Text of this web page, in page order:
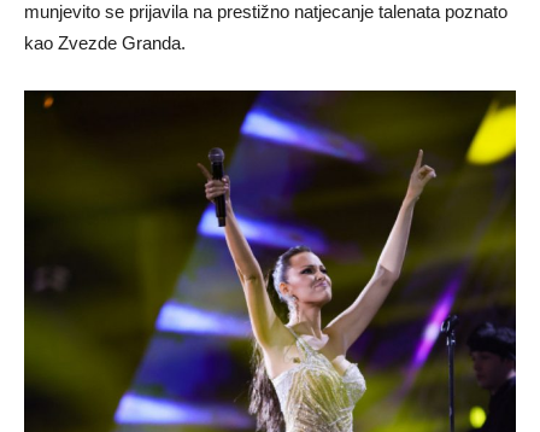
munjevito se prijavila na prestižno natjecanje talenata poznato
kao Zvezde Granda.